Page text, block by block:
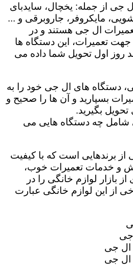
جی از جمله: یخچال، سایدبای
مایکروفر، جاروبرقی و ...
ال جی هستند و در
تعمیرات، این دستگاه ها
روز اول تحویل شما داده می
دستگاه های ال جی خود را به
بسپارید و آن ها را صحیح و
بگیرید.
چه دستگاه هایی می
از برندهایی است که با کیفیت
و خدمات تعمیرات خوب،
بازار لوازم خانگی را در
از این لوازم خانگی عبارت
جی
ال جی
ال جی